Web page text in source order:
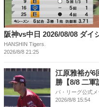
阪神vs中日 2026/08/08 ダイ
HANSHIN Tigers.
2026/8/8 21:25
江原雅裕が
勝【8/8 二軍
パ・リーグ公式
2026/8/8 15:54